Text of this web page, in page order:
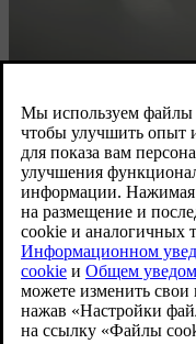
Вадим Васильев
Менеджер по продажам
Тест-драйв